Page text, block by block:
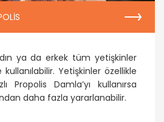
ya da erkek tüm yetişkinler
Yetişkinler özellikle
Propolis Damla’yı kullanırsa
daha fazla yararlanabilir.